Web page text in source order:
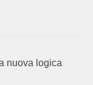
nuova logica